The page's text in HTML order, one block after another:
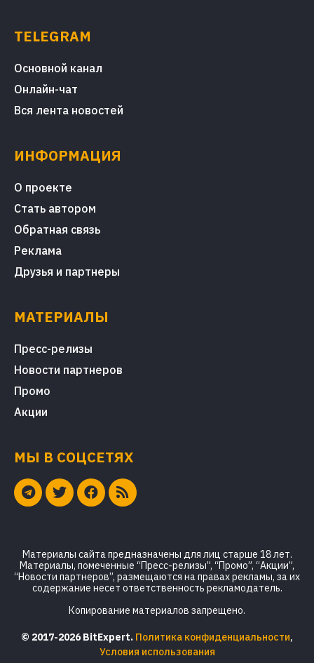
TELEGRAM
Основной канал
Онлайн-чат
Вся лента новостей
ИНФОРМАЦИЯ
О проекте
Стать автором
Обратная связь
Реклама
Друзья и партнеры
МАТЕРИАЛЫ
Пресс-релизы
Новости партнеров
Промо
Акции
МЫ В СОЦСЕТЯХ
Материалы сайта предназначены для лиц старше 18 лет.
Материалы, помеченные “Пресс-релизы”, “Промо”, “Акции”,
“Новости партнеров”, размещаются на правах рекламы, за их
содержание несет ответственность рекламодатель.
Копирование материалов запрещено.
© 2017-2026 BitExpert. Политика конфиденциальности,
Условия использования